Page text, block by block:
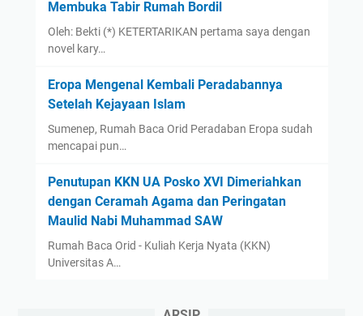
Membuka Tabir Rumah Bordil
Oleh: Bekti (*) KETERTARIKAN pertama saya dengan
novel kary…
Eropa Mengenal Kembali Peradabannya
Setelah Kejayaan Islam
Sumenep, Rumah Baca Orid Peradaban Eropa sudah
mencapai pun…
Penutupan KKN UA Posko XVI Dimeriahkan
dengan Ceramah Agama dan Peringatan
Maulid Nabi Muhammad SAW
Rumah Baca Orid - Kuliah Kerja Nyata (KKN)
Universitas A…